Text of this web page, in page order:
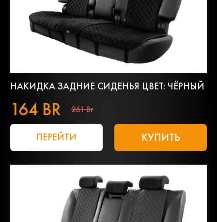
НАКИДКА ЗАДНИЕ СИДЕНЬЯ ЦВЕТ: ЧЁРНЫЙ
164 BR 261 Br
ПЕРЕЙТИ КУПИТЬ